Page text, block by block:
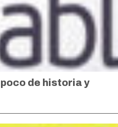
de historia y